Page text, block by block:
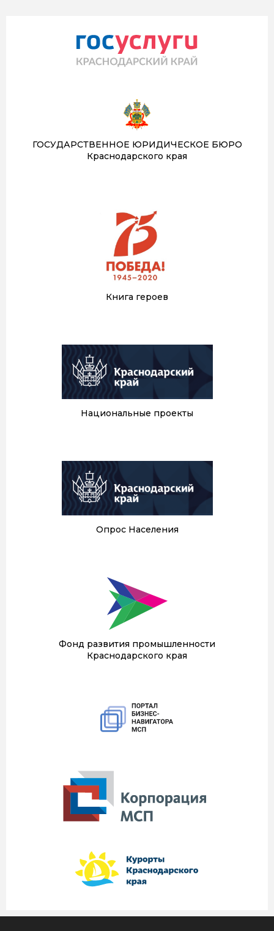
ГОСУДАРСТВЕННОЕ ЮРИДИЧЕСКОЕ БЮРО
Краснодарского края
Книга героев
Национальные проекты
Опрос Населения
Фонд развития промышленности
Краснодарского края